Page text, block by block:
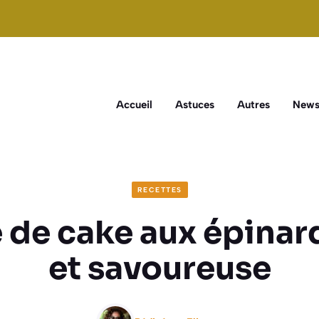
Accueil Astuces Autres News
RECETTES
de cake aux
et savoureuse